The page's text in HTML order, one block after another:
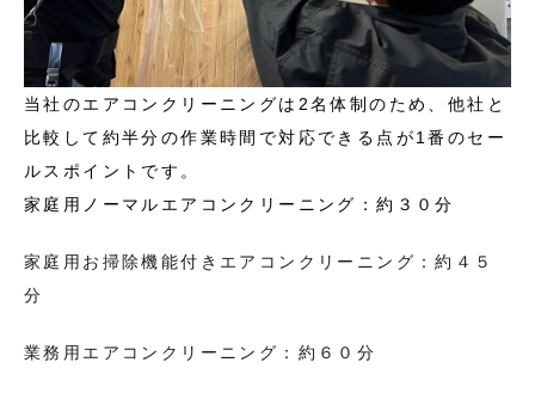
当社のエアコンクリーニングは2名体制のため、他社と
比較して約半分の作業時間で対応できる点が1番のセー
ルスポイントです。
家庭用ノーマルエアコンクリーニング：約３０分
家庭用お掃除機能付きエアコンクリーニング：約４５
分
業務用エアコンクリーニング：約６０分